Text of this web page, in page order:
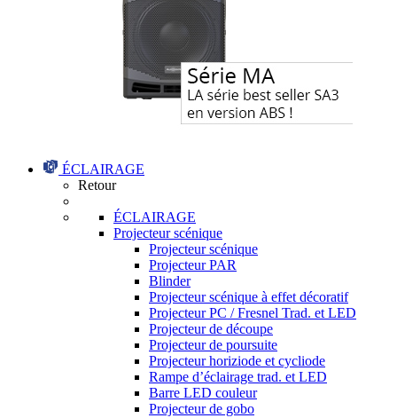
ÉCLAIRAGE
Retour
ÉCLAIRAGE
Projecteur scénique
Projecteur scénique
Projecteur PAR
Blinder
Projecteur scénique à effet décoratif
Projecteur PC / Fresnel Trad. et LED
Projecteur de découpe
Projecteur de poursuite
Projecteur horiziode et cycliode
Rampe d’éclairage trad. et LED
Barre LED couleur
Projecteur de gobo